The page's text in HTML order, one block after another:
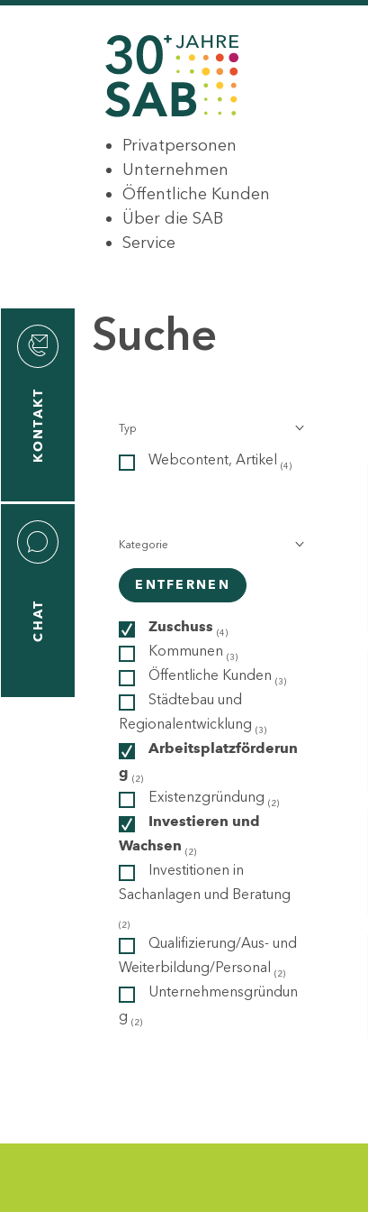
Privatpersonen
Unternehmen
Öffentliche Kunden
Über die SAB
Service
KONTAKT
CHAT
Suche
Typ
Webcontent, Artikel (4)
Kategorie
ENTFERNEN
Zuschuss (4)
Kommunen (3)
Öffentliche Kunden (3)
Städtebau und
Regionalentwicklung (3)
Arbeitsplatzförderun
g (2)
Existenzgründung (2)
Investieren und
Wachsen (2)
Investitionen in
Sachanlagen und Beratung
(2)
Qualifizierung/Aus- und
Weiterbildung/Personal (2)
Unternehmensgründun
g (2)